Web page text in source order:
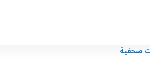
صحفية